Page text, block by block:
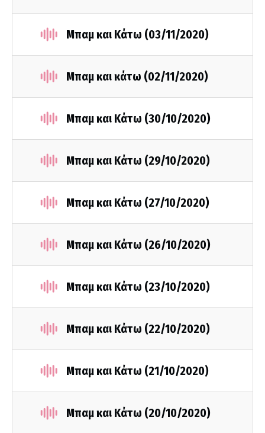
Μπαμ και Κάτω (03/11/2020)
Μπαμ και κάτω (02/11/2020)
Μπαμ και Κάτω (30/10/2020)
Μπαμ και Κάτω (29/10/2020)
Μπαμ και Κάτω (27/10/2020)
Μπαμ και Κάτω (26/10/2020)
Μπαμ και Κάτω (23/10/2020)
Μπαμ και Κάτω (22/10/2020)
Μπαμ και Κάτω (21/10/2020)
Μπαμ και Κάτω (20/10/2020)